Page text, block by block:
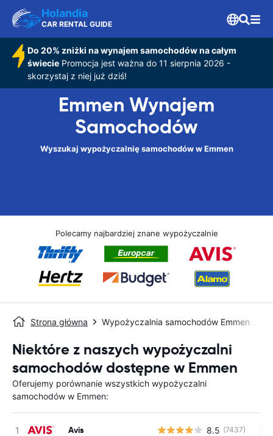
Holandia
CAR RENTAL GUIDE
Do 20% zniżki na wynajem samochodów na całym
świeciePromocja jest ważna do 11 sierpnia 2026 -
skorzystaj z niej już dziś!
Emmen Wynajem
Samochodów
Wyszukaj wypożyczalnię samochodów w Emmen
Polecamy najbardziej znane wypożyczalnie
Strona główna Wypożyczalnia samochodów Emmen
Niektóre z naszych wypożyczalni
samochodów dostępne w Emmen
Oferujemy porównanie wszystkich wypożyczalni
samochodów w Emmen:
Avis 8.5 (7437)